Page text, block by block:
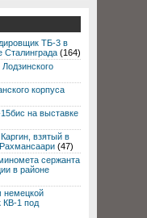
ТБ-3 в
Сталинграда (164)
корпуса
на выставке
взятый в
(47)
сержанта
в районе
немецкой
КВ-1 под